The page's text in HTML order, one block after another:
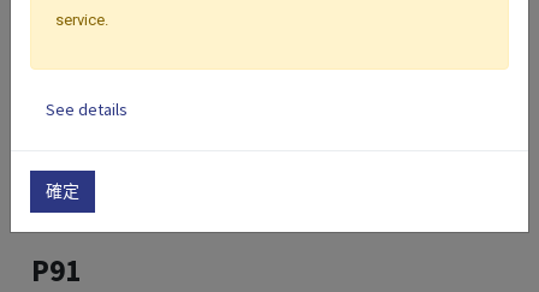
P91
service.
See details
確定